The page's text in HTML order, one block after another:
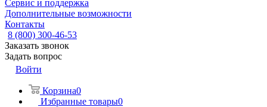
Сервис и поддержка
Дополнительные возможности
Контакты
8 (800) 300-46-53
Заказать звонок
Задать вопрос
Войти
Корзина0
Избранные товары0